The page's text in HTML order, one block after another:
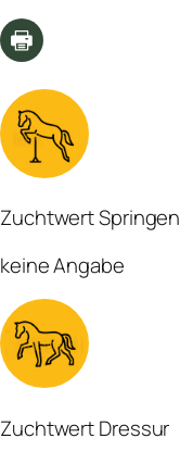
Zuchtwert Springen
keine Angabe
Zuchtwert Dressur